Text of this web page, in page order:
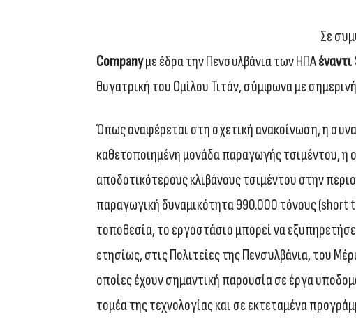
Σε
Companyμε έδρα την Πενσυλβάνια των ΗΠΑ
θυγατρική του Ομίλου Τιτάν, σύμφωνα με
Όπως αναφέρεται στη σχετική ανακοίνωση, η
καθετοποιημένη μονάδα παραγωγής τσιμέντου, η
αποδοτικότερους κλιβάνους τσιμέντου στην
παραγωγική δυναμικότητα 990.000 τόνους (short
τοποθεσία, το εργοστάσιο μπορεί να
ετησίως, στις Πολιτείες της Πενσυλβάνια, του
οποίες έχουν σημαντική παρουσία σε έργα
τομέα της τεχνολογίας και σε εκτεταμένα